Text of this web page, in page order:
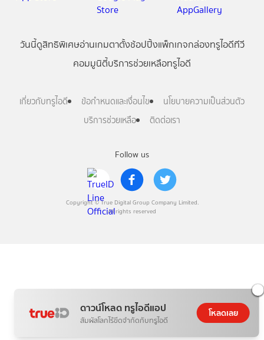
ดาวน์โหลด ทรูไอดีแอป
สัมผัสโลกไร้ขีดจำกัดกับทรูไอดี
โหลดเลย
Follow us
Copyright © True Digital Group Company Limited.
All rights reserved
วันนี้ดูสิทธิพิเศษอ่านเกมตาตั้งช้อปปิ้งแพ็กเกจกล่องทรูไอดีทีวี
คอมมูนิตี้บริการช่วยเหลือทรูไอดี
เกี่ยวกับทรูไอดี ข้อกำหนดและเงื่อนไข
นโยบายความเป็นส่วนตัว
บริการช่วยเหลือ
ติดต่อเรา